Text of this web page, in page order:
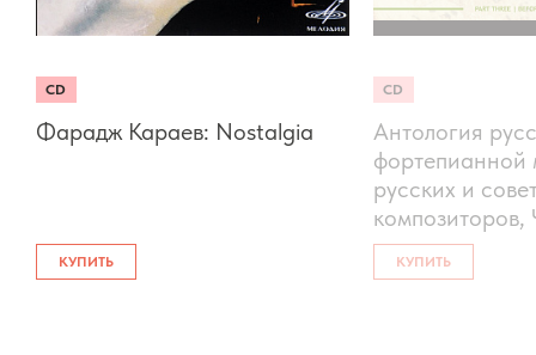
CD
Фарадж Караев: Nostalgia
КУПИТЬ
CD
Антология
фортепианной
русских и
композиторов,
КУПИТЬ